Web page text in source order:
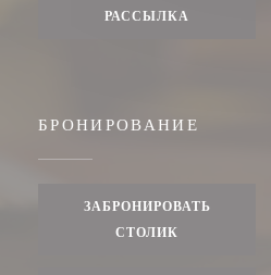
РАССЫЛКА
БРОНИРОВАНИЕ
ЗАБРОНИРОВАТЬ
СТОЛИК